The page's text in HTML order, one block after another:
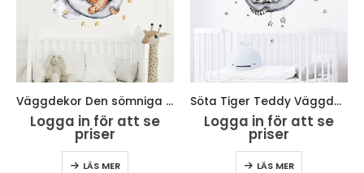
Väggdekor Den sömniga tigern på månen
Logga in för att se
priser
LÄS MER
Söta Tiger Teddy Väggdekaler
Logga in för att se
priser
LÄS MER